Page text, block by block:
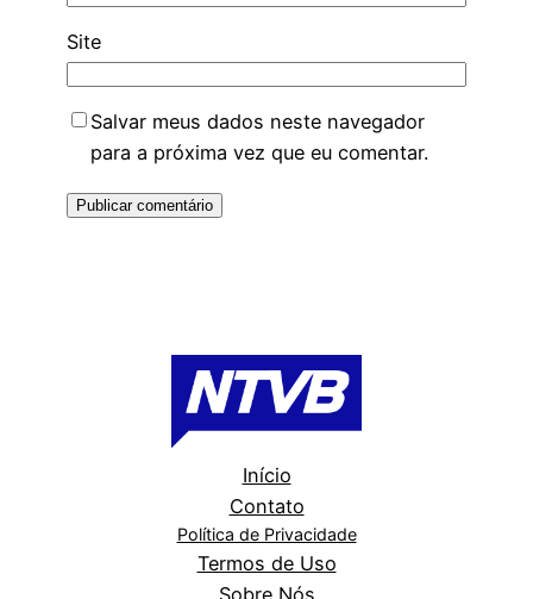
Site
Salvar meus dados neste navegador
para a próxima vez que eu comentar.
Início
Contato
Política de Privacidade
Termos de Uso
Sobre Nós